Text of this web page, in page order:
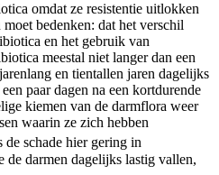
omdat ze resistentie uitlokken
bedenken: dat het verschil
en het gebruik van
meestal niet langer dan een
en tientallen jaren dagelijks
paar dagen na een kortdurende
kiemen van de darmflora weer
waarin ze zich hebben
de schade hier gering in
darmen dagelijks lastig vallen,